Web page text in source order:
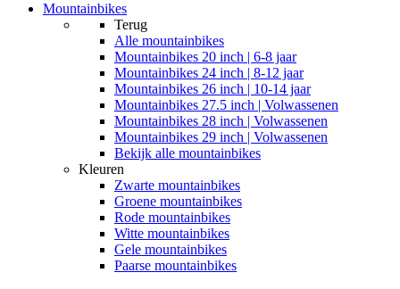
Mountainbikes
Terug
Alle mountainbikes
Mountainbikes 20 inch | 6-8 jaar
Mountainbikes 24 inch | 8-12 jaar
Mountainbikes 26 inch | 10-14 jaar
Mountainbikes 27.5 inch | Volwassenen
Mountainbikes 28 inch | Volwassenen
Mountainbikes 29 inch | Volwassenen
Bekijk alle mountainbikes
Kleuren
Zwarte mountainbikes
Groene mountainbikes
Rode mountainbikes
Witte mountainbikes
Gele mountainbikes
Paarse mountainbikes